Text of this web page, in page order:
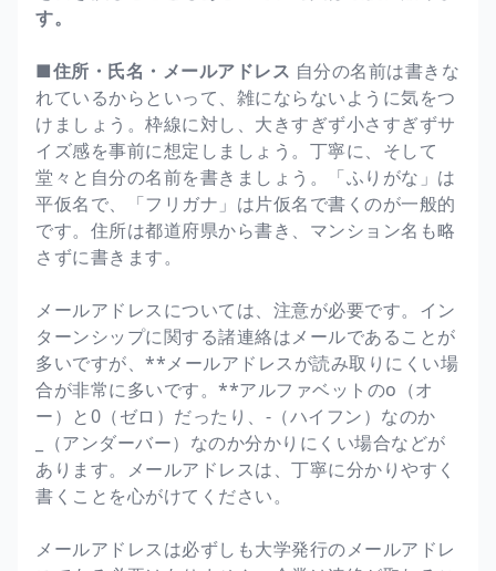
す。
■住所・氏名・メールアドレス 自分の名前は書きな
れているからといって、雑にならないように気をつ
けましょう。枠線に対し、大きすぎず小さすぎずサ
イズ感を事前に想定しましょう。丁寧に、そして
堂々と自分の名前を書きましょう。「ふりがな」は
平仮名で、「フリガナ」は片仮名で書くのが一般的
です。住所は都道府県から書き、マンション名も略
さずに書きます。
メールアドレスについては、注意が必要です。イン
ターンシップに関する諸連絡はメールであることが
多いですが、**メールアドレスが読み取りにくい場
合が非常に多いです。**アルファベットのo（オ
ー）と0（ゼロ）だったり、-（ハイフン）なのか
_（アンダーバー）なのか分かりにくい場合などが
あります。メールアドレスは、丁寧に分かりやすく
書くことを心がけてください。
メールアドレスは必ずしも大学発行のメールアドレ